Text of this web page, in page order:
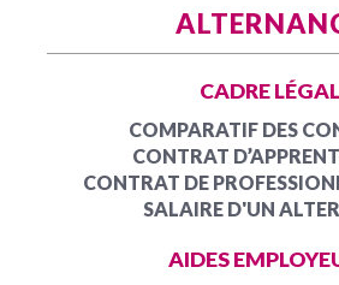
CADRE LÉGAL
COMPARATIF DES
CONTRAT
CONTRAT DE
SALAIRE D'UN
AIDES